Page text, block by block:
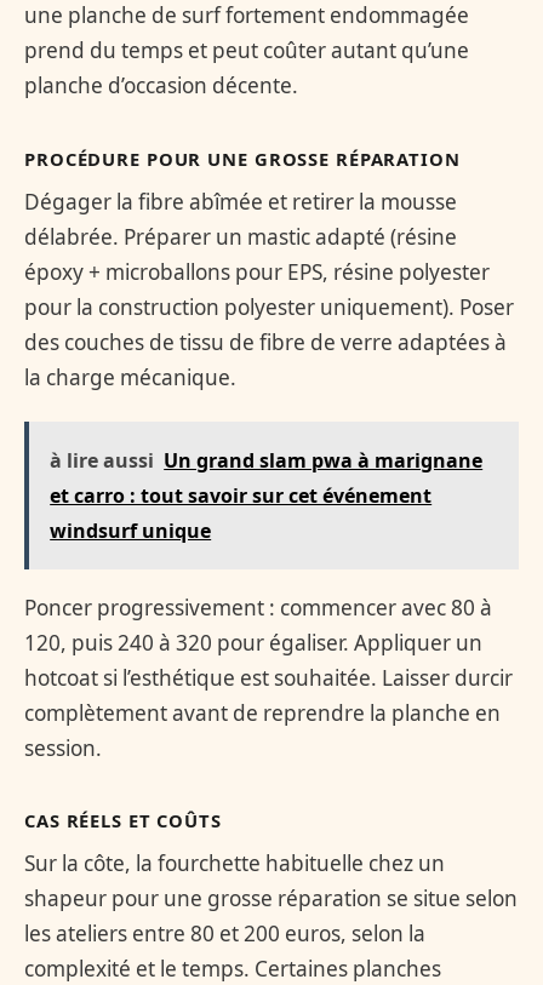
une planche de surf fortement endommagée
prend du temps et peut coûter autant qu’une
planche d’occasion décente.
PROCÉDURE POUR UNE GROSSE RÉPARATION
Dégager la fibre abîmée et retirer la mousse
délabrée. Préparer un mastic adapté (résine
époxy + microballons pour EPS, résine polyester
pour la construction polyester uniquement). Poser
des couches de tissu de fibre de verre adaptées à
la charge mécanique.
à lire aussi Un grand slam pwa à marignane
et carro : tout savoir sur cet événement
windsurf unique
Poncer progressivement : commencer avec 80 à
120, puis 240 à 320 pour égaliser. Appliquer un
hotcoat si l’esthétique est souhaitée. Laisser durcir
complètement avant de reprendre la planche en
session.
CAS RÉELS ET COÛTS
Sur la côte, la fourchette habituelle chez un
shapeur pour une grosse réparation se situe selon
les ateliers entre 80 et 200 euros, selon la
complexité et le temps. Certaines planches